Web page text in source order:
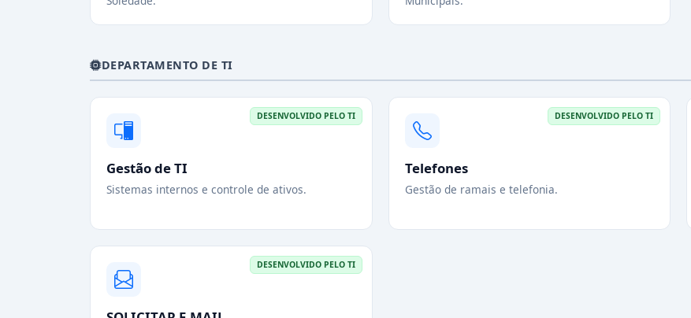
DEPARTAMENTO DE TI
DESENVOLVIDO PELO TI
Gestão de TI
Sistemas internos e controle de ativos.
DESENVOLVIDO PELO TI
Telefones
Gestão de ramais e telefonia.
DESENVOLVIDO PELO TI